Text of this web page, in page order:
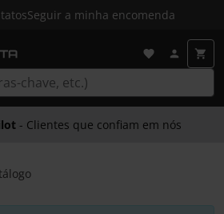
Seguir a minha encomenda
- Clientes que confiam em nós